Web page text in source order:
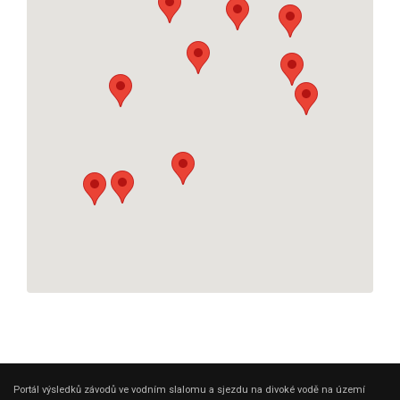
Portál výsledků závodů ve vodním slalomu a sjezdu na divoké vodě na území